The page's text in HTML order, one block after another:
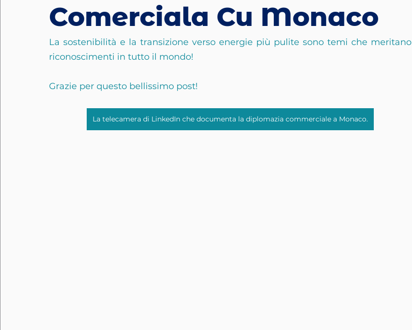
Comerciala Cu Monaco
La sostenibilità e la transizione verso energie più pulite sono temi che meritano
riconoscimenti in tutto il mondo!
Grazie per questo bellissimo post!
La telecamera di LinkedIn che documenta la diplomazia commerciale a Monaco.